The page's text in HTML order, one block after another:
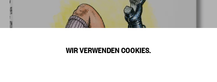
WIR VERWENDEN COOKIES.